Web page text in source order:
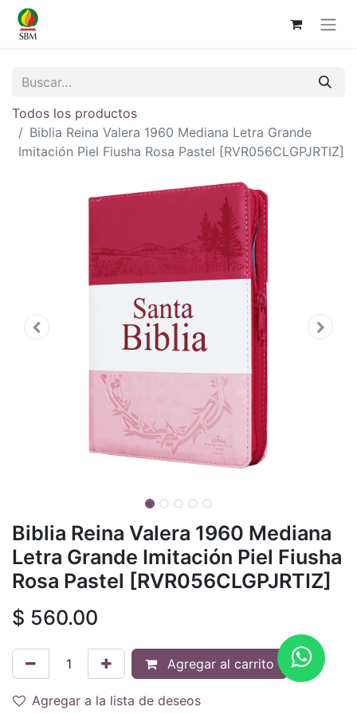
Todos los productos
Biblia Reina Valera 1960 Mediana Letra Grande
Imitación Piel Fiusha Rosa Pastel [RVR056CLGPJRTIZ]
Biblia Reina Valera 1960 Mediana
Letra Grande Imitación Piel Fiusha
Rosa Pastel [RVR056CLGPJRTIZ]
$ 560.00
Agregar al carrito
Agregar a la lista de deseos